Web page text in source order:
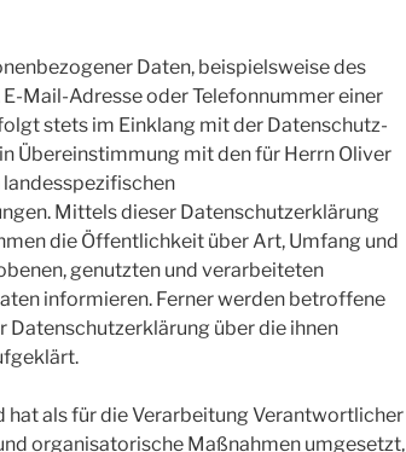
Daten, beispielsweise des
Mail-Adresse oder Telefonnummer einer
stets im Einklang mit der Datenschutz-
Übereinstimmung mit den für Herrn Oliver
Mittels dieser Datenschutzerklärung
die Öffentlichkeit über Art, Umfang und
genutzten und verarbeiteten
informieren. Ferner werden betroffene
Datenschutzerklärung über die ihnen
hat als für die Verarbeitung Verantwortlicher
organisatorische Maßnahmen umgesetzt,